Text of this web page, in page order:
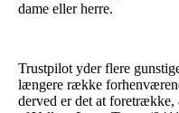
dame eller herre.
Trustpilot yder flere
længere række
derved er det at